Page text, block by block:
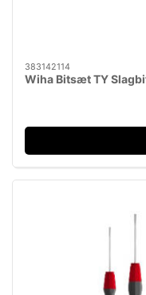
383142114
Wiha Bitsæt TY